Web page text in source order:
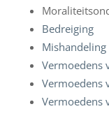
Bedreiging
Vermoedens
Vermoedens
Vermoedens